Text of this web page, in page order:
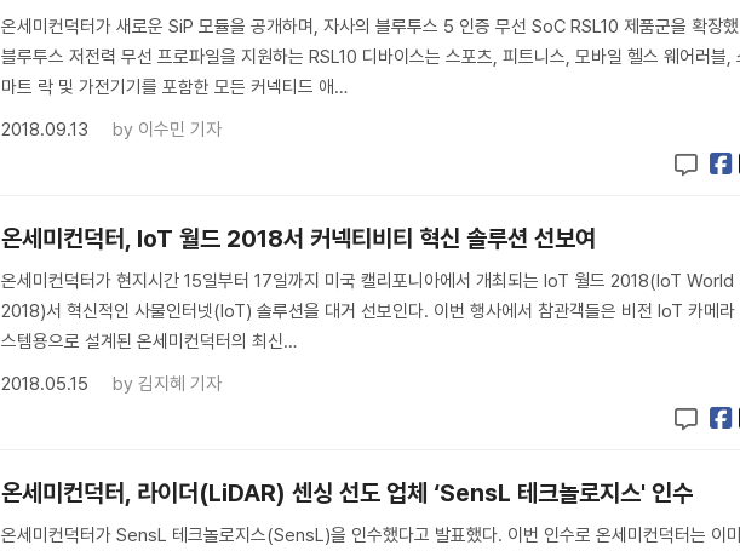
온세미컨덕터가 새로운 SiP 모듈을 공개하며, 자사의 블루투스 5 인증 무선 SoC RSL10 제품군을 확장
블루투스 저전력 무선 프로파일을 지원하는 RSL10 디바이스는 스포츠, 피트니스, 모바일 헬스 웨어러블,
마트 락 및 가전기기를 포함한 모든 커넥티드 애…
2018.09.13
by 이수민 기자
온세미컨덕터, IoT 월드 2018서 커넥티비티 혁신 솔루션 선보여
온세미컨덕터가 현지시간 15일부터 17일까지 미국 캘리포니아에서 개최되는 IoT 월드 2018(IoT World
2018)서 혁신적인 사물인터넷(IoT) 솔루션을 대거 선보인다. 이번 행사에서 참관객들은 비전 IoT 카메라
스템용으로 설계된 온세미컨덕터의 최신…
2018.05.15
by김지혜 기자
온세미컨덕터, 라이더(LiDAR) 센싱 선도 업체 ‘SensL 테크놀로지스' 인수
온세미컨덕터가 SensL 테크놀로지스(SensL)을 인수했다고 발표했다. 이번 인수로 온세미컨덕터는 이미